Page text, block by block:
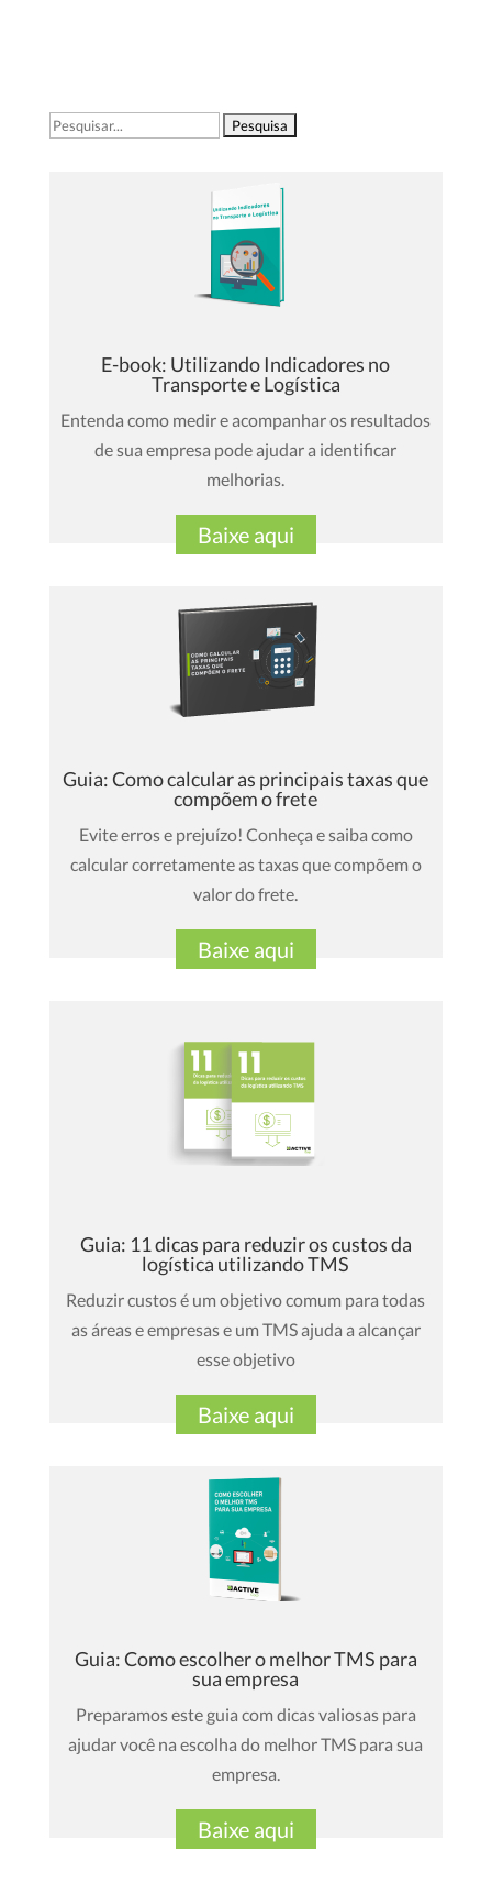
Pesquisar
E-book: Utilizando Indicadores no
Transporte e Logística
Entenda como medir e acompanhar os resultados
de sua empresa pode ajudar a identificar
melhorias.
Baixe aqui
Guia: Como calcular as principais taxas que
compõem o frete
Evite erros e prejuízo! Conheça e saiba como
calcular corretamente as taxas que compõem o
valor do frete.
Baixe aqui
Guia: 11 dicas para reduzir os custos da
logística utilizando TMS
Reduzir custos é um objetivo comum para todas
as áreas e empresas e um TMS ajuda a alcançar
esse objetivo
Baixe aqui
Guia: Como escolher o melhor TMS para
sua empresa
Preparamos este guia com dicas valiosas para
ajudar você na escolha do melhor TMS para sua
empresa.
Baixe aqui